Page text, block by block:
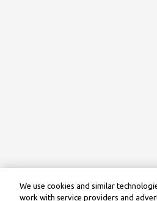
We use cookies and similar
work with service providers and